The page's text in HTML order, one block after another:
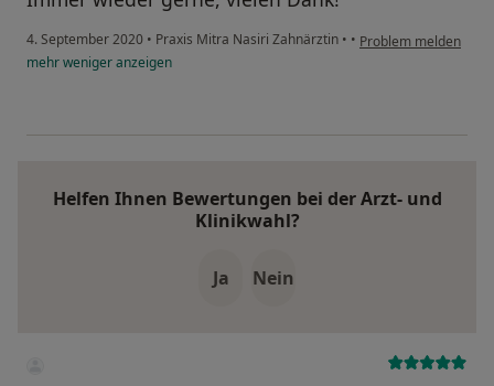
4. September 2020 • Praxis Mitra Nasiri Zahnärztin • • Problem melden
mehrwenigeranzeigen
Helfen Ihnen Bewertungen bei der Arzt- und
Klinikwahl?
Ja Nein